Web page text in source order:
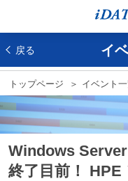
戻る イ
トップページ イベント
Windows
終了目前！